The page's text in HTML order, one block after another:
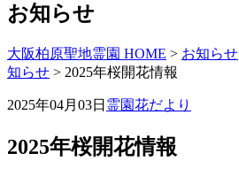
お知らせ
大阪柏原聖地霊園 HOME > お知らせ
知らせ > 2025年桜開花情報
2025年04月03日 霊園花だより
2025年桜開花情報